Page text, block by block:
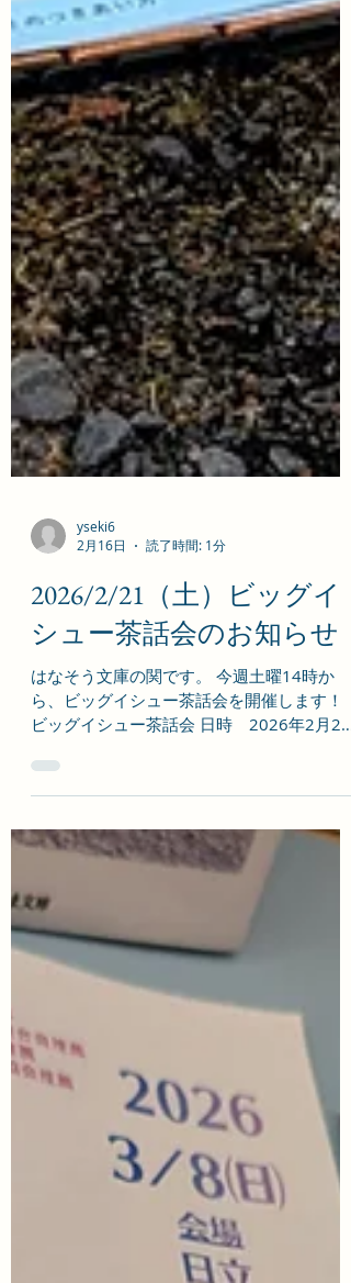
yseki6
2月16日
読了時間: 1分
2026/2/21（土）ビッグイ
シュー茶話会のお知らせ
はなそう文庫の関です。 今週土曜14時か
ら、ビッグイシュー茶話会を開催します！
茨城県水戸市南町1-4-22-101 銀杏坂
から水戸協同病院へ曲がる交差点の角にあり
ます。 事前予約不要・参加費 無料 ビッグイ
シューを1冊選んで、その中の記事を紹介し
あいながら、参加者同士でゆるくお話しす
る、という会です。ビッグイシューは、購入
していただいても、持ち込んでも良いです
し、購入するのが負担だという方にはお貸し
スですが、購入することも可能です。 ・ビ
ッグイシューってどんな雑誌？
https://www.bigissue.jp/ ・はなそう文庫っ
てどんな場所？ 上記のような疑問のある方
も、ちょっとお話ししたいという方も、お気
軽にお越しください。車椅子を使用されてい
る方や、視覚障害、聴覚障害のある方も歓迎
します！ のんびりとお待ちしております。
当日は土曜ですが17時まで開けてますの
で、間に合わない方はゆっくりいらっしゃっ